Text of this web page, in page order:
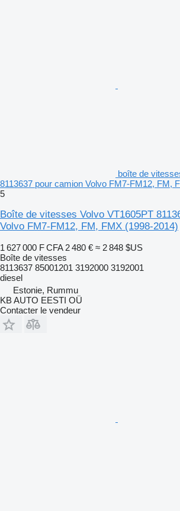
boîte de
8113637 pour camion Volvo FM7-FM12, FM,
5
Boîte de vitesses Volvo VT1605PT
Volvo FM7-FM12, FM, FMX (1998-2014)
1 627 000 F CFA 2 480 € ≈ 2 848 $US
Boîte de vitesses
8113637 85001201 3192000 3192001
diesel
Estonie, Rummu
KB AUTO EESTI OÜ
Contacter le vendeur